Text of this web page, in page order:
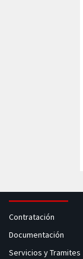
Contratación
Documentación
Servicios y Tramites